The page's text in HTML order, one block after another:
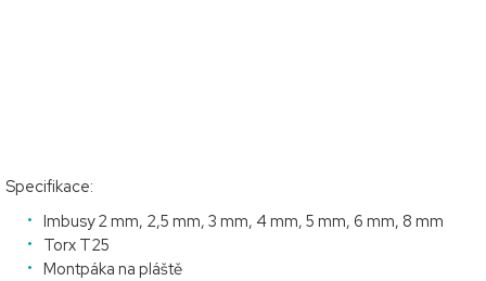
Specifikace:
Imbusy 2 mm, 2,5 mm, 3 mm, 4 mm, 5 mm, 6 mm, 8 mm
Torx T25
Montpáka na pláště